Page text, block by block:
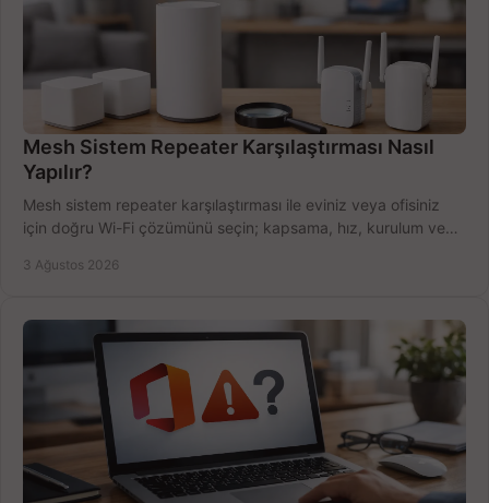
Mesh Sistem Repeater Karşılaştırması Nasıl
Yapılır?
Mesh sistem repeater karşılaştırması ile eviniz veya ofisiniz
için doğru Wi-Fi çözümünü seçin; kapsama, hız, kurulum ve
3 Ağustos 2026